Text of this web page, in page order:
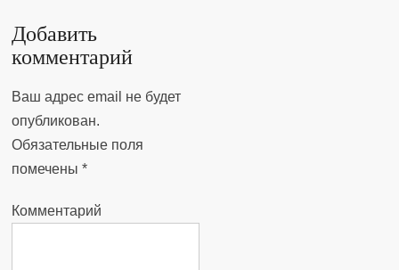
Добавить
комментарий
Ваш адрес email не будет
опубликован.
Обязательные поля
помечены*
Комментарий